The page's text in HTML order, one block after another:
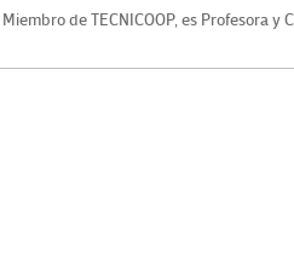
Miembro de TECNICOOP, es Profesora y